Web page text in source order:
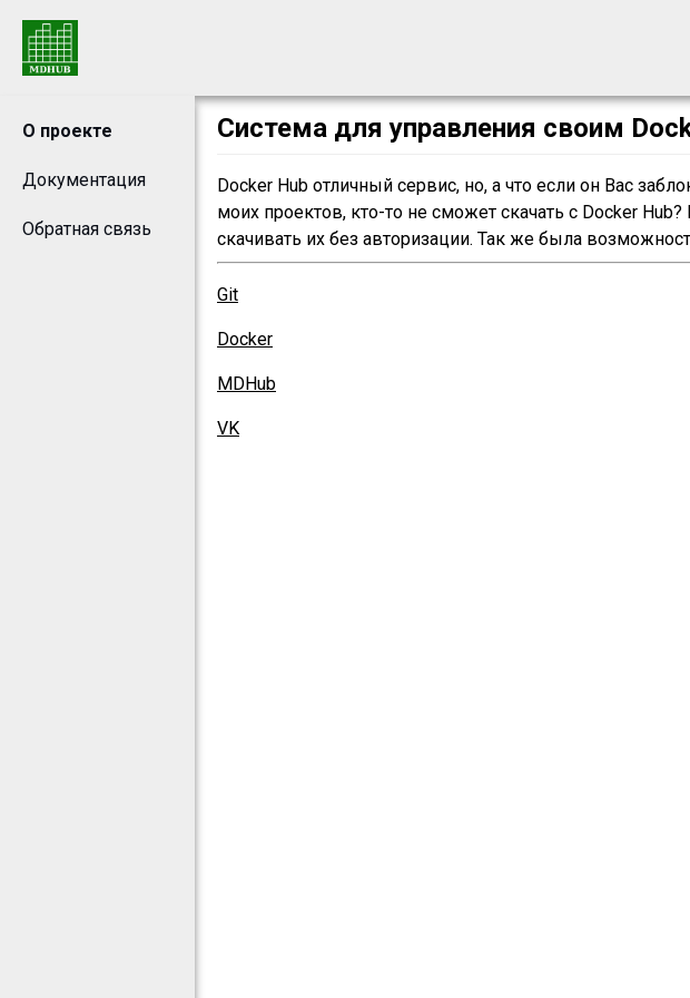
О проекте
Документация
Обратная связь
Система для управления своим
Docker Hub отличный сервис, но, а что если он Вас
моих проектов, кто-то не сможет скачать с Docker
скачивать их без авторизации. Так же была
Git
Docker
MDHub
VK